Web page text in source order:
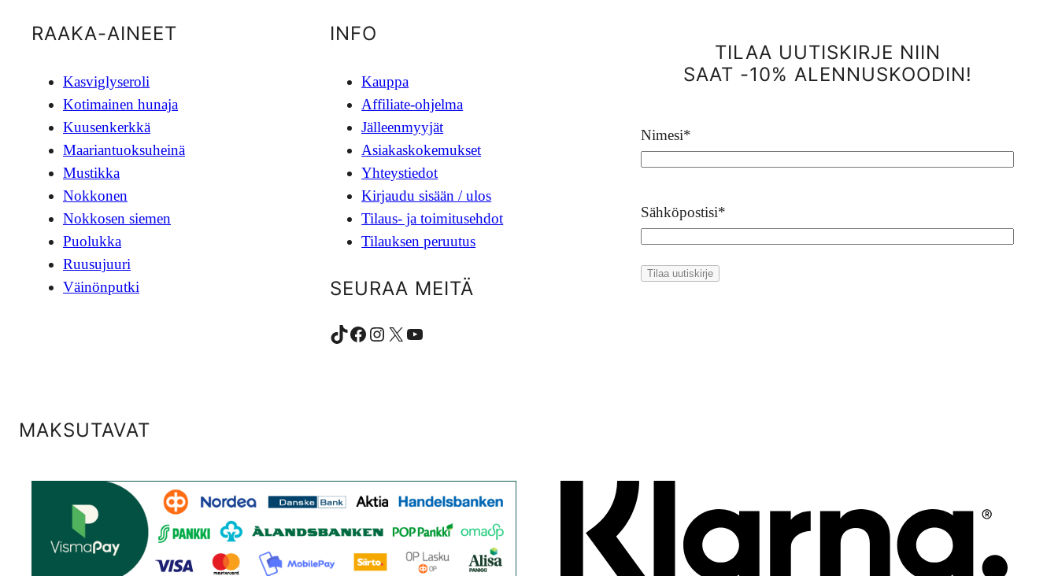
RAAKA-AINEET
Kasviglyseroli
Kotimainen hunaja
Kuusenkerkkä
Maariantuoksuheinä
Mustikka
Nokkonen
Nokkosen siemen
Puolukka
Ruusujuuri
Väinönputki
INFO
Kauppa
Affiliate-ohjelma
Jälleenmyyjät
Asiakaskokemukset
Yhteystiedot
Kirjaudu sisään / ulos
Tilaus- ja toimitusehdot
Tilauksen peruutus
SEURAA MEITÄ
TikTok Facebook Instagram X YouTube
TILAA UUTISKIRJE NIIN
SAAT -10% ALENNUSKOODIN!
Nimesi*
Sähköpostisi*
MAKSUTAVAT